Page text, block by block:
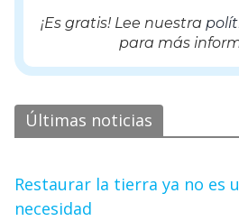
¡Es gratis! Lee nuestra
para más
Últimas noticias
Restaurar la tierra ya no es
necesidad